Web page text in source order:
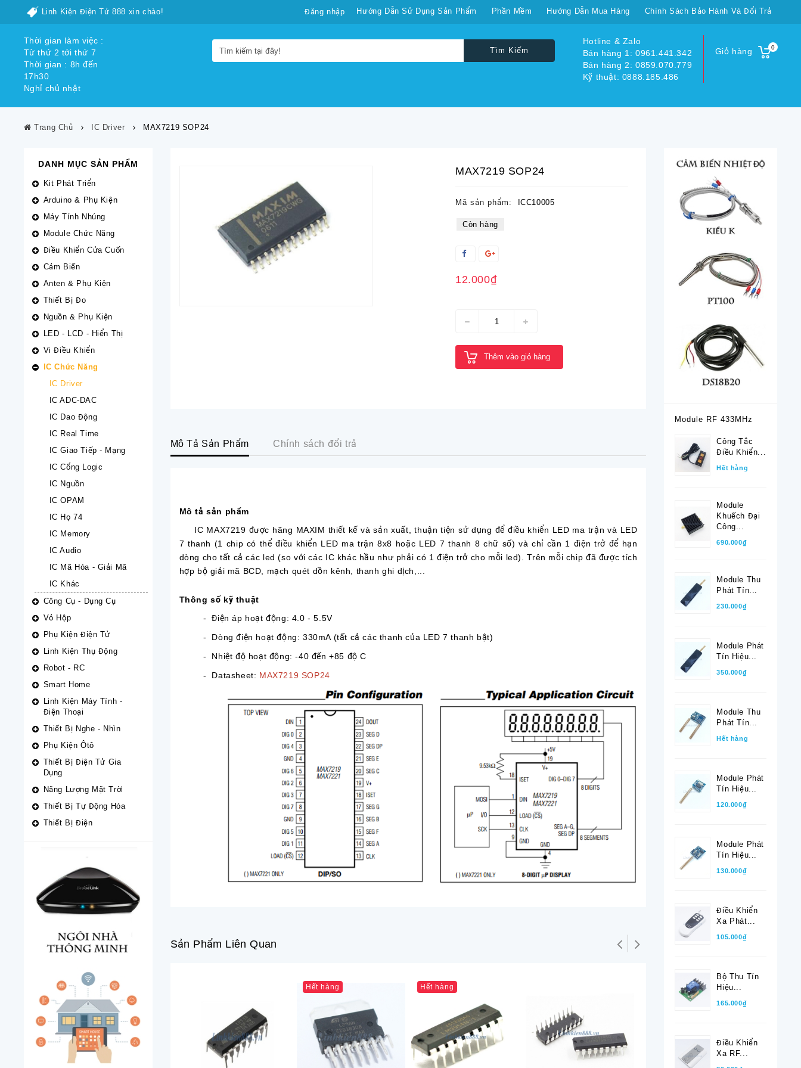
Linh Kiện Điện Tử 888 xin chào! Hướng Dẫn Sử Dụng Sản Phẩm Phần Mềm Hướng Dẫn Mua Hàng Chính Sách Bảo Hành Và Đổi Trả
Đăng nhập
Thời gian làm việc :
Từ thứ 2 tới thứ 7
Thời gian : 8h đến
17h30
Nghỉ chủ nhật
Giỏ hàng 0
Hotline & Zalo
Bán hàng 1: 0961.441.342
Bán hàng 2: 0859.070.779
Kỹ thuật: 0888.185.486
Tìm Kiếm
Trang Chủ IC Driver MAX7219 SOP24
DANH MỤC SẢN PHẨM
Kit Phát Triển
Arduino & Phụ Kiện
Máy Tính Nhúng
Module Chức Năng
Điều Khiển Cửa Cuốn
Cảm Biến
Anten & Phụ Kiện
Thiết Bị Đo
Nguồn & Phụ Kiện
LED - LCD - Hiển Thị
Vi Điều Khiển
IC Chức Năng
IC Driver
IC ADC-DAC
IC Dao Động
IC Real Time
IC Giao Tiếp - Mạng
IC Cổng Logic
IC Nguồn
IC OPAM
IC Họ 74
IC Memory
IC Audio
IC Mã Hóa - Giải Mã
IC Khác
Công Cụ - Dụng Cụ
Vỏ Hộp
Phụ Kiện Điện Tử
Linh Kiện Thụ Động
Robot - RC
Smart Home
Linh Kiện Máy Tính -
Điện Thoại
Thiết Bị Nghe - Nhìn
Phụ Kiện Ôtô
Thiết Bị Điện Tử Gia
Dụng
Năng Lượng Mặt Trời
Thiết Bị Tự Động Hóa
Thiết Bị Điện
MAX7219 SOP24
Mã sản phẩm: ICC10005
Còn hàng
12.000₫
Thêm vào giỏ hàng
Mô Tả Sản Phẩm Chính sách đổi trả
Mô tả sản phẩm
IC MAX7219 được hãng MAXIM thiết kế và sản xuất, thuận tiện sử dụng để điều khiển LED ma trận và LED
7 thanh (1 chip có thể điều khiển LED ma trận 8x8 hoặc LED 7 thanh 8 chữ số) và chỉ cần 1 điện trở để hạn
dòng cho tất cả các led (so với các IC khác hầu như phải có 1 điện trở cho mỗi led). Trên mỗi chip đã được tích
hợp bộ giải mã BCD, mạch quét dồn kênh, thanh ghi dịch,...
Thông số kỹ thuật
- Điện áp hoạt động: 4.0 - 5.5V
- Dòng điện hoạt động: 330mA (tất cả các thanh của LED 7 thanh bật)
- Nhiệt độ hoạt động: -40 đến +85 độ C
- Datasheet: MAX7219 SOP24
Sản Phẩm Liên Quan
Hết hàng Hết hàng Hết hàng
Module RF 433MHz
Công Tắc
Điều Khiển...
Hết hàng
Module
Khuếch Đại
Công...
690.000₫
Module Thu
Phát Tín...
230.000₫
Module Phát
Tín Hiệu...
350.000₫
Module Thu
Phát Tín...
Hết hàng
Module Phát
Tín Hiệu...
120.000₫
Module Phát
Tín Hiệu...
130.000₫
Điều Khiển
Xa Phát...
105.000₫
Bộ Thu Tín
Hiệu...
165.000₫
Điều Khiển
Xa RF...